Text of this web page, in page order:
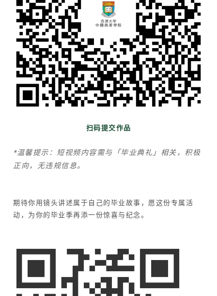
扫码提交作品
*温馨提示：短视频内容需与「毕业典礼」相关，积极
正向，无违规信息。
期待你用镜头讲述属于自己的毕业故事，愿这份专属活
动，为你的毕业季再添一份惊喜与纪念。